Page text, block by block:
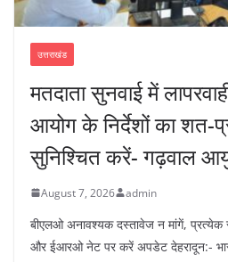
उत्तराखंड
मतदाता सुनवाई में
आयोग के निर्देशों का शत-
सुनिश्चित करें- गढ़वाल
August 7, 2026 admin
बीएलओ अनावश्यक दस्तावेज न मांगें, प्रत्येक
और ईआरओ नेट पर करें अपडेट देहरादून:-